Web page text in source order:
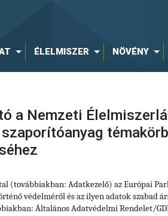
ÉLELMISZER NÖVÉNY
a Nemzeti
(továbbiakban: Adatkezelő) az Európai
védelméről és az ilyen adatok
Általános Adatvédelmi Rendelet/